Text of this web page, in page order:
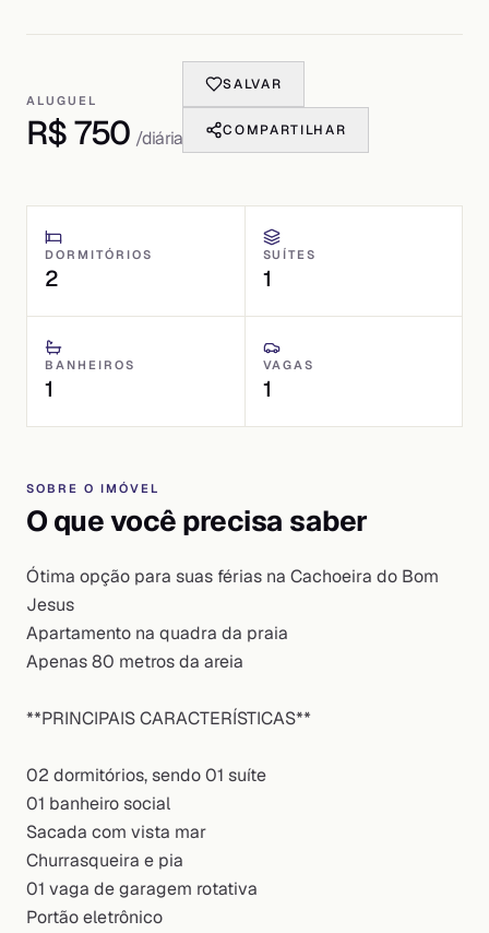
ALUGUEL
R$ 750 /diária
SALVAR
COMPARTILHAR
DORMITÓRIOS
2
SUÍTES
1
BANHEIROS
1
VAGAS
1
SOBRE O IMÓVEL
O que você precisa saber
Ótima opção para suas férias na Cachoeira do Bom
Jesus
Apartamento na quadra da praia
Apenas 80 metros da areia
**PRINCIPAIS CARACTERÍSTICAS**
02 dormitórios, sendo 01 suíte
01 banheiro social
Sacada com vista mar
Churrasqueira e pia
01 vaga de garagem rotativa
Portão eletrônico